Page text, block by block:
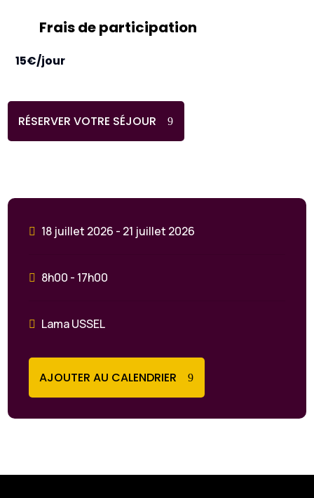
Frais de participation
15€/jour
RÉSERVER VOTRE SÉJOUR
18 juillet 2026 - 21 juillet 2026
8h00 - 17h00
Lama USSEL
AJOUTER AU CALENDRIER